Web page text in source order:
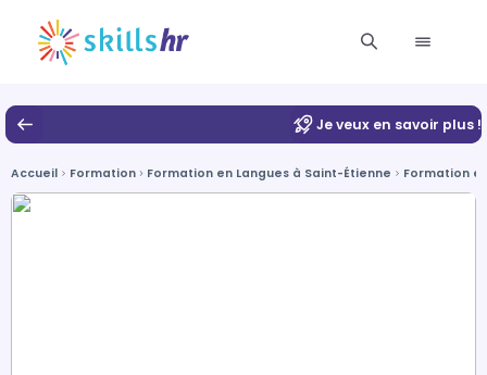
Je veux en savoir plus !
Accueil Formation Formation en Langues à Saint-Étienne Formation